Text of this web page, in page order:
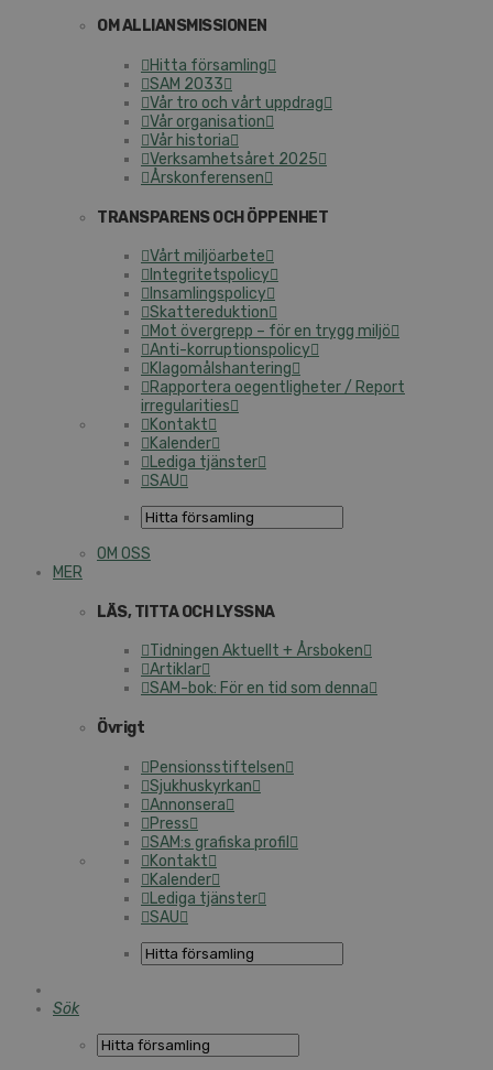
OM ALLIANSMISSIONEN
Hitta församling
SAM 2033
Vår tro och vårt uppdrag
Vår organisation
Vår historia
Verksamhetsåret 2025
Årskonferensen
TRANSPARENS OCH ÖPPENHET
Vårt miljöarbete
Integritetspolicy
Insamlingspolicy
Skattereduktion
Mot övergrepp – för en trygg miljö
Anti-korruptionspolicy
Klagomålshantering
Rapportera oegentligheter / Report
irregularities
Kontakt
Kalender
Lediga tjänster
SAU
OM OSS
MER
LÄS, TITTA OCH LYSSNA
Tidningen Aktuellt + Årsboken
Artiklar
SAM-bok: För en tid som denna
Övrigt
Pensionsstiftelsen
Sjukhuskyrkan
Annonsera
Press
SAM:s grafiska profil
Kontakt
Kalender
Lediga tjänster
SAU
Sök